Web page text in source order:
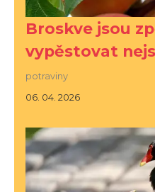
Broskve jsou
vypěstovat
potraviny
06. 04. 2026